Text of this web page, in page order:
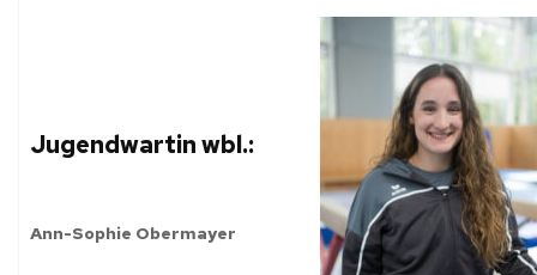
Jugendwartin wbl.:
Ann-Sophie Obermayer